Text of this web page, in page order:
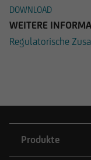
DOWNLOAD
WEITERE
Regulatorische
Produkte